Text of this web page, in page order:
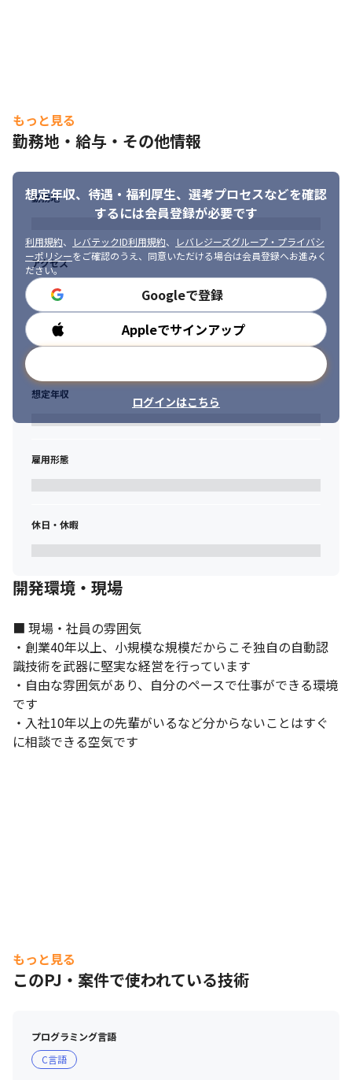
もっと見る
勤務地・給与・その他情報
想定年収、待遇・福利厚生、 選考プロセスなどを確認
するには会員登録が必要です
利用規約、 レバテックID利用規約、
レバレジーズグループ・プライバシ
ーポリシーをご確認のうえ、同意いただける場合は会員登録へお進みく
ださい。
Googleで登録
Appleでサインアップ
ログインはこちら
勤務地
アクセス
勤務時間
想定年収
雇用形態
休日・休暇
開発環境・現場
■ 現場・社員の雰囲気
・創業40年以上、小規模な規模だからこそ独自の自動認
識技術を武器に堅実な経営を行っています
・自由な雰囲気があり、自分のペースで仕事ができる環境
です
・入社10年以上の先輩がいるなど分からないことはすぐ
に相談できる空気です
もっと見る
このPJ・案件で使われている技術
プログラミング言語
C言語